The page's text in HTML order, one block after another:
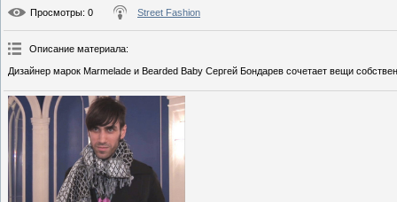
Просмотры: 0 Street Fashion
Описание материала:
Дизайнер марок Marmelade и Bearded Baby Сергей Бондарев сочетает вещи